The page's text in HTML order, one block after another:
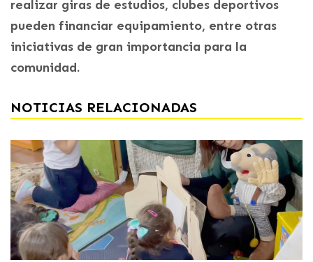
realizar giras de estudios, clubes deportivos
pueden financiar equipamiento, entre otras
iniciativas de gran importancia para la
comunidad.
NOTICIAS RELACIONADAS